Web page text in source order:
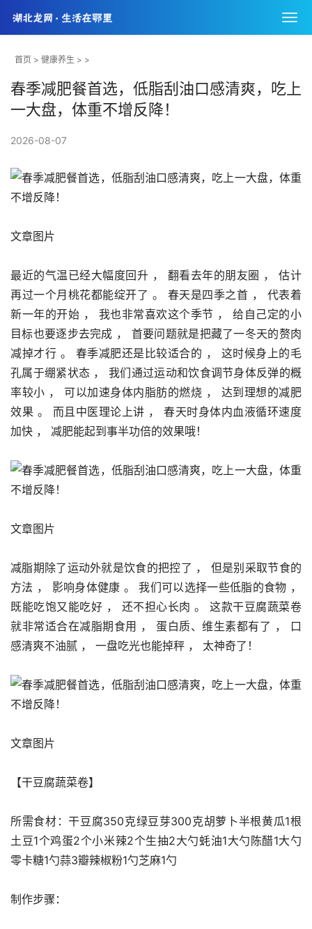
首页 > 健康养生 > >
春季减肥餐首选，低脂刮油口感清爽，吃上
一大盘，体重不增反降！
2026-08-07
文章图片
最近的气温已经大幅度回升 ， 翻看去年的朋友圈 ， 估计
再过一个月桃花都能绽开了 。 春天是四季之首 ， 代表着
新一年的开始 ， 我也非常喜欢这个季节 ， 给自己定的小
目标也要逐步去完成 ， 首要问题就是把藏了一冬天的赘肉
减掉才行 。 春季减肥还是比较适合的 ， 这时候身上的毛
孔属于绷紧状态 ， 我们通过运动和饮食调节身体反弹的概
率较小 ， 可以加速身体内脂肪的燃烧 ， 达到理想的减肥
效果 。 而且中医理论上讲 ， 春天时身体内血液循环速度
加快 ， 减肥能起到事半功倍的效果哦！
文章图片
减脂期除了运动外就是饮食的把控了 ， 但是别采取节食的
方法 ， 影响身体健康 。 我们可以选择一些低脂的食物 ，
既能吃饱又能吃好 ， 还不担心长肉 。 这款干豆腐蔬菜卷
就非常适合在减脂期食用 ， 蛋白质、维生素都有了 ， 口
感清爽不油腻 ， 一盘吃光也能掉秤 ， 太神奇了！
文章图片
【干豆腐蔬菜卷】
所需食材：干豆腐350克绿豆芽300克胡萝卜半根黄瓜1根
土豆1个鸡蛋2个小米辣2个生抽2大勺蚝油1大勺陈醋1大勺
零卡糖1勺蒜3瓣辣椒粉1勺芝麻1勺
制作步骤：